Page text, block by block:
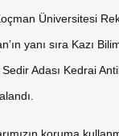
Üniversitesi
yanı sıra Kazı
Sedir Adası Kedrai
koruma